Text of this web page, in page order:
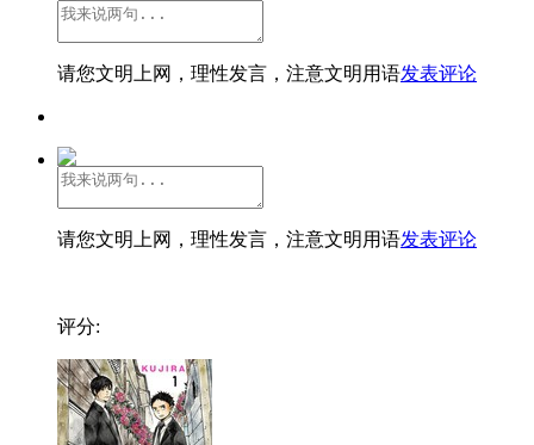
请您文明上网，理性发言，注意文明用语发表评论
请您文明上网，理性发言，注意文明用语发表评论
评分: